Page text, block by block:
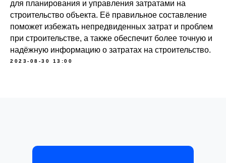
для планирования и управления затратами на
строительство объекта. Её правильное составление
поможет избежать непредвиденных затрат и проблем
при строительстве, а также обеспечит более точную и
надёжную информацию о затратах на строительство.
2023-08-30 13:00